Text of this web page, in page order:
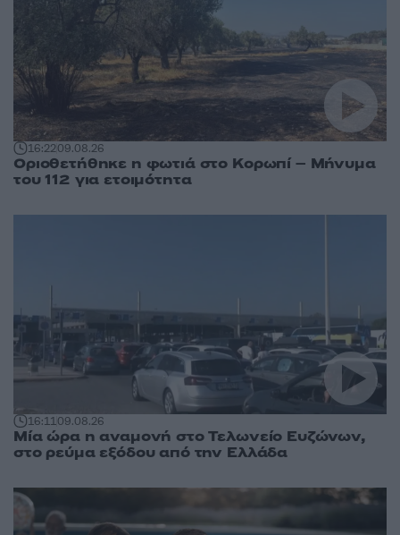
16:2209.08.26
Οριοθετήθηκε η φωτιά στο Κορωπί – Μήνυμα
του 112 για ετοιμότητα
16:1109.08.26
Μία ώρα η αναμονή στο Τελωνείο Ευζώνων,
στο ρεύμα εξόδου από την Ελλάδα